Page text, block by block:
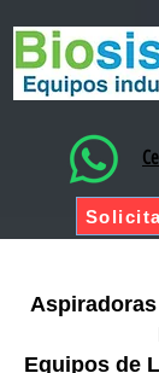
Equipos de